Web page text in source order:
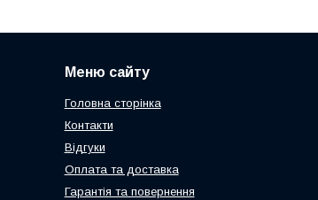
Меню сайту
Головна сторінка
Контакти
Відгуки
Оплата та доставка
Гарантія та повернення